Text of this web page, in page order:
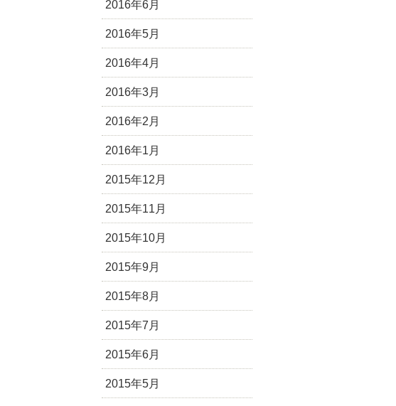
2016年6月
2016年5月
2016年4月
2016年3月
2016年2月
2016年1月
2015年12月
2015年11月
2015年10月
2015年9月
2015年8月
2015年7月
2015年6月
2015年5月